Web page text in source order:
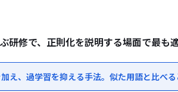
修で、正則化を説明する場面で最も
え、過学習を抑える手法。似た用語と比べ